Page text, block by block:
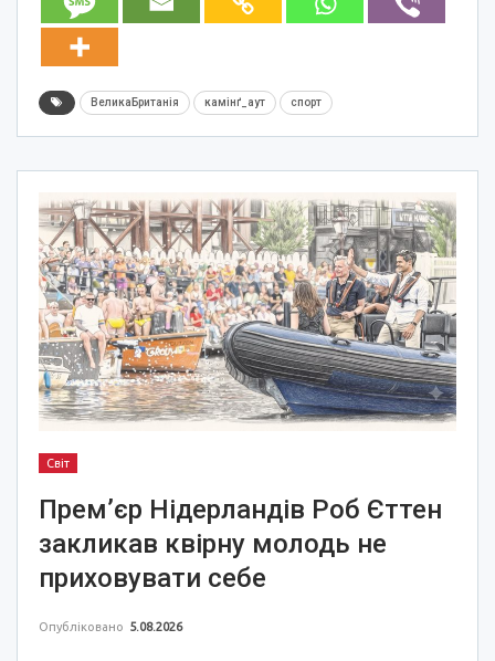
ВеликаБританія камінґ_аут спорт
Світ
Прем’єр Нідерландів Роб Єттен
закликав квірну молодь не
приховувати себе
Опубліковано 5.08.2026